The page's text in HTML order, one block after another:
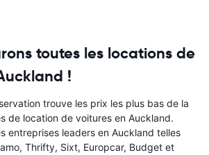
toutes les locations de
!
trouve les prix les plus bas de la
de location de voitures en Auckland.
entreprises leaders en Auckland telles
Thrifty, Sixt, Europcar, Budget et